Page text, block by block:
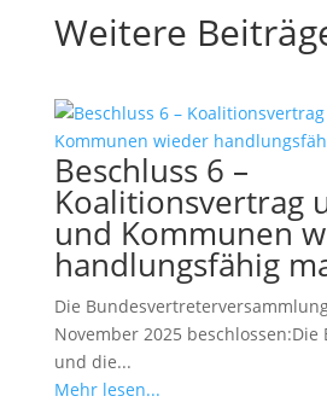
Weitere
Beschluss 6 –
Koalitionsvertrag
und Kommunen
handlungsfähig
Die
November 2025
und die...
Mehr lesen...